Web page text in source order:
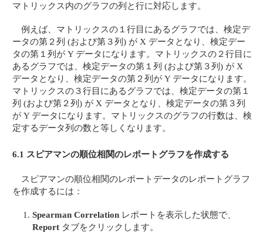
マトリックス内のグラフの列と行に対応します。
例えば、マトリックスの１行目にあるグラフでは、検定デ
ータの第２列 (および第３列) が X データとなり、検定デー
タの第１列が Y データになります。マトリックスの２行目に
あるグラフでは、検定データの第１列 (および第３列) が X
データとなり、検定データの第２列が Y データになります。
マトリックスの３行目にあるグラフでは、検定データの第１
列 (および第２列) が X データとなり、検定データの第３列
が Y データになります。マトリックスのグラフの行数は、検
定するデータ列の数と等しくなります。
6.1 スピアマンの順位相関のレポートグラフを作成する
スピアマンの順位相関のレポートデータのレポートグラフ
を作成するには：
Spearman Correlation レポートを表示した状態で、
Report タブをクリックします。